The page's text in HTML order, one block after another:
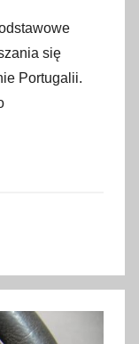
się
Portugalii.